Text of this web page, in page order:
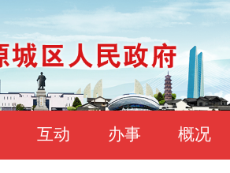
互动 办事 概况